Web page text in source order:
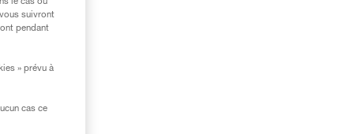
suivront
pendant
» prévu à
cas ce